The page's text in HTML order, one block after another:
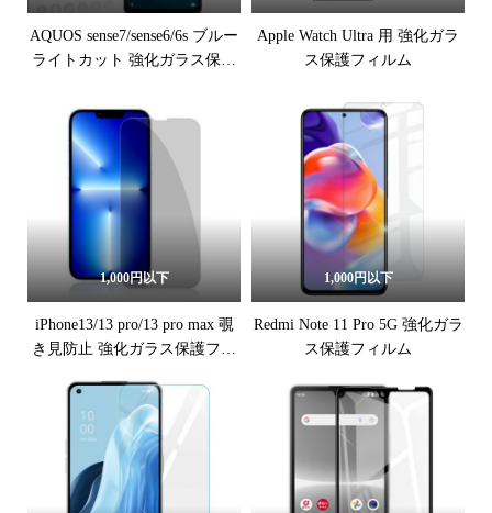
AQUOS sense7/sense6/6s ブルー
ライトカット 強化ガラス保護
Apple Watch Ultra 用 強化ガラ
ス保護フィルム
1,000円以下
iPhone13/13 pro/13 pro max 覗
き見防止 強化ガラス保護フィ
1,000円以下
Redmi Note 11 Pro 5G 強化ガラ
ス保護フィルム